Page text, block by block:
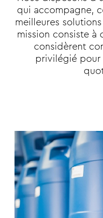
qui accompagne,
meilleures
mission consiste à
considèrent
privilégié pour